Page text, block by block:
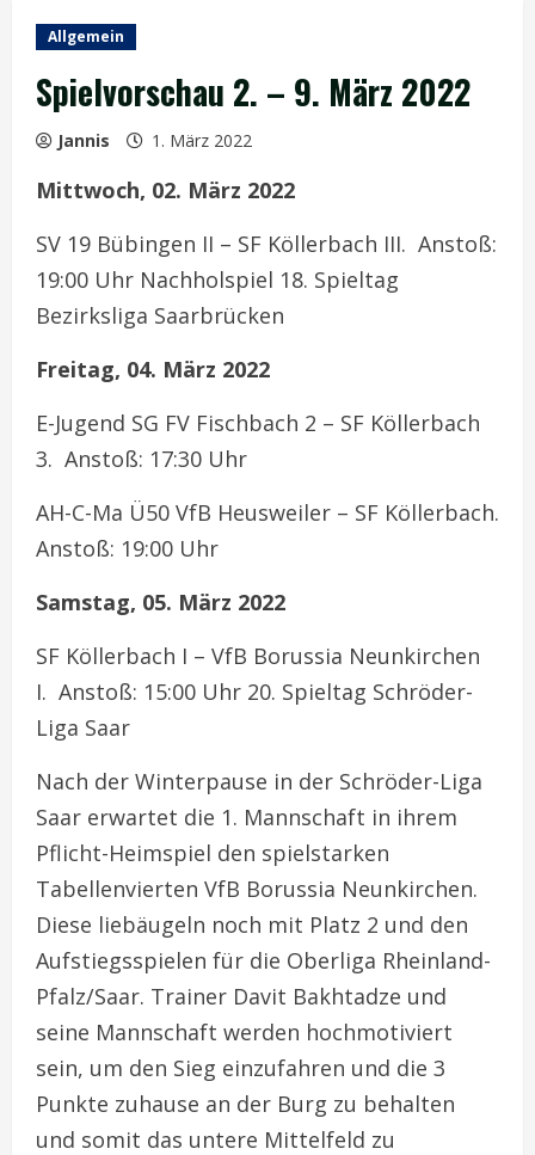
Allgemein
Spielvorschau 2. – 9. März 2022
Jannis 1. März 2022
Mittwoch, 02. März 2022
SV 19 Bübingen II – SF Köllerbach III. Anstoß:
19:00 Uhr Nachholspiel 18. Spieltag
Bezirksliga Saarbrücken
Freitag, 04. März 2022
E-Jugend SG FV Fischbach 2 – SF Köllerbach
3. Anstoß: 17:30 Uhr
AH-C-Ma Ü50 VfB Heusweiler – SF Köllerbach.
Anstoß: 19:00 Uhr
Samstag, 05. März 2022
SF Köllerbach I – VfB Borussia Neunkirchen
I. Anstoß: 15:00 Uhr 20. Spieltag Schröder-
Liga Saar
Nach der Winterpause in der Schröder-Liga
Saar erwartet die 1. Mannschaft in ihrem
Pflicht-Heimspiel den spielstarken
Tabellenvierten VfB Borussia Neunkirchen.
Diese liebäugeln noch mit Platz 2 und den
Aufstiegsspielen für die Oberliga Rheinland-
Pfalz/Saar. Trainer Davit Bakhtadze und
seine Mannschaft werden hochmotiviert
sein, um den Sieg einzufahren und die 3
Punkte zuhause an der Burg zu behalten
und somit das untere Mittelfeld zu